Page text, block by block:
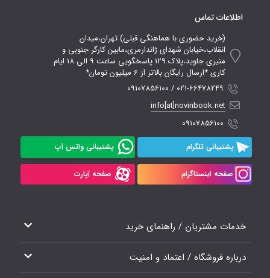
اطلاعات تماس
(خرید حضوری با هماهنگی قبلی) تهران،میدان
انقلاب،خیابان شهدای ژاندارمری،مابین کارگر جنوبی و
منیری جاوید،پلاک 129 پاسخگویی ساعت 9 الی 18 ایام
کاری *ارسال رایگان بالاتر از 6 میلیون تومان*
021-66478249 / 09107856100
info[at]novinbook.net
09107856100
پشتیبانی تلگرام پشتیبانی واتس آپ
صفحه اینستاگرام صفحه آپارت
خدمات مشتریان / راهنمای خرید
درباره فروشگاه / اعتماد و امنیت